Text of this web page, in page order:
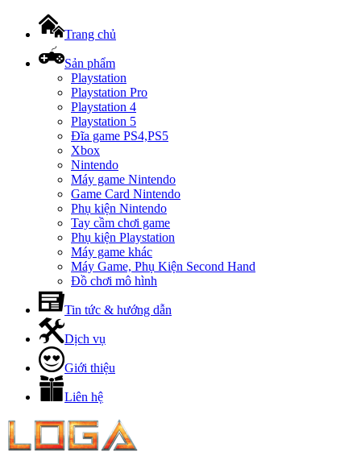
Trang chủ
Sản phẩm
Playstation
Playstation Pro
Playstation 4
Playstation 5
Đĩa game PS4,PS5
Xbox
Nintendo
Máy game Nintendo
Game Card Nintendo
Phụ kiện Nintendo
Tay cầm chơi game
Phụ kiện Playstation
Máy game khác
Máy Game, Phụ Kiện Second Hand
Đồ chơi mô hình
Tin tức & hướng dẫn
Dịch vụ
Giới thiệu
Liên hệ